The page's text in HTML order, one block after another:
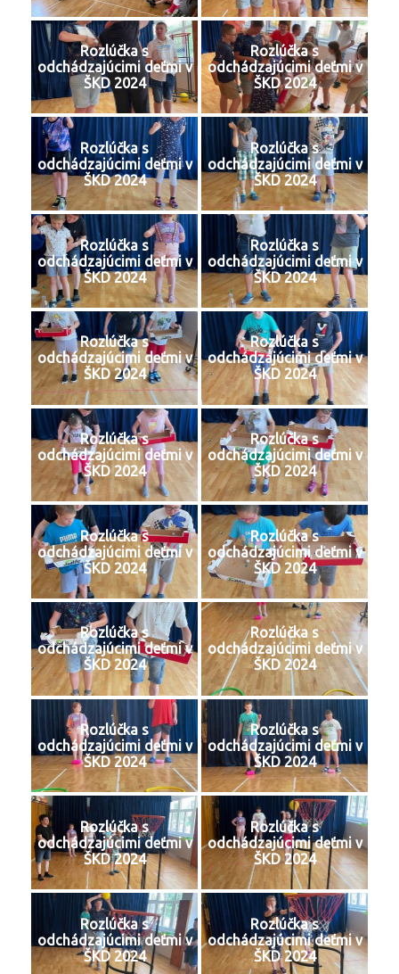
Rozlúčka s
odchádzajúcimi deťmi v
ŠKD 2024
Rozlúčka s
odchádzajúcimi deťmi v
ŠKD 2024
Rozlúčka s
odchádzajúcimi deťmi v
ŠKD 2024
Rozlúčka s
odchádzajúcimi deťmi v
ŠKD 2024
Rozlúčka s
odchádzajúcimi deťmi v
ŠKD 2024
Rozlúčka s
odchádzajúcimi deťmi v
ŠKD 2024
Rozlúčka s
odchádzajúcimi deťmi v
ŠKD 2024
Rozlúčka s
odchádzajúcimi deťmi v
ŠKD 2024
Rozlúčka s
odchádzajúcimi deťmi v
ŠKD 2024
Rozlúčka s
odchádzajúcimi deťmi v
ŠKD 2024
Rozlúčka s
odchádzajúcimi deťmi v
ŠKD 2024
Rozlúčka s
odchádzajúcimi deťmi v
ŠKD 2024
Rozlúčka s
odchádzajúcimi deťmi v
ŠKD 2024
Rozlúčka s
odchádzajúcimi deťmi v
ŠKD 2024
Rozlúčka s
odchádzajúcimi deťmi v
ŠKD 2024
Rozlúčka s
odchádzajúcimi deťmi v
ŠKD 2024
Rozlúčka s
odchádzajúcimi deťmi v
ŠKD 2024
Rozlúčka s
odchádzajúcimi deťmi v
ŠKD 2024
Rozlúčka s
odchádzajúcimi deťmi v
ŠKD 2024
Rozlúčka s
odchádzajúcimi deťmi v
ŠKD 2024